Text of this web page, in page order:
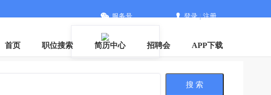
服务号 登录|注册
首页 职位搜索 简历中心 招聘会 APP下载
搜 索